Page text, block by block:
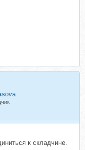
к складчине.